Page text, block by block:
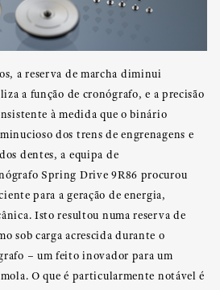
a reserva de marcha diminui
a função de cronógrafo, e a precisão
à medida que o binário
dos trens de engrenagens e
dentes, a equipa de
Spring Drive 9R86 procurou
para a geração de energia,
Isto resultou numa reserva de
sob carga acrescida durante o
– um feito inovador para um
O que é particularmente notável é